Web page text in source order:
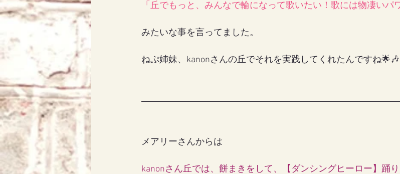
「丘でもっと、みんなで輪になって歌いたい！歌には物凄いパ
みたいな事を言ってました。
ねぷ姉妹、kanonさんの丘でそれを実践してくれたんですね🌟🎶
メアリーさんからは
kanonさん丘では、餅まきをして、【ダンシングヒーロー】踊